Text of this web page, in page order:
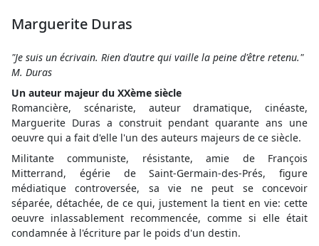
Marguerite Duras
"Je suis un écrivain. Rien d'autre qui vaille la peine d'être retenu."
M. Duras
Un auteur majeur du XXème siècle
Romancière, scénariste, auteur dramatique, cinéaste,
Marguerite Duras a construit pendant quarante ans une
oeuvre qui a fait d'elle l'un des auteurs majeurs de ce siècle.
Militante communiste, résistante, amie de François
Mitterrand, égérie de Saint-Germain-des-Prés, figure
médiatique controversée, sa vie ne peut se concevoir
séparée, détachée, de ce qui, justement la tient en vie: cette
oeuvre inlassablement recommencée, comme si elle était
condamnée à l'écriture par le poids d'un destin.